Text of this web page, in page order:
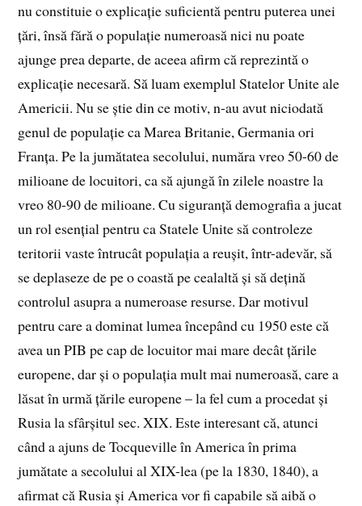
nu constituie o explicație suficientă pentru puterea unei
țări, însă fără o populație numeroasă nici nu poate
ajunge prea departe, de aceea afirm că reprezintă o
explicație necesară. Să luam exemplul Statelor Unite ale
Americii. Nu se știe din ce motiv, n-au avut niciodată
genul de populație ca Marea Britanie, Germania ori
Franța. Pe la jumătatea secolului, număra vreo 50-60 de
milioane de locuitori, ca să ajungă în zilele noastre la
vreo 80-90 de milioane. Cu siguranță demografia a jucat
un rol esențial pentru ca Statele Unite să controleze
teritorii vaste întrucât populația a reușit, într-adevăr, să
se deplaseze de pe o coastă pe cealaltă și să dețină
controlul asupra a numeroase resurse. Dar motivul
pentru care a dominat lumea începând cu 1950 este că
avea un PIB pe cap de locuitor mai mare decât țările
europene, dar și o populația mult mai numeroasă, care a
lăsat în urmă țările europene – la fel cum a procedat și
Rusia la sfârșitul sec. XIX. Este interesant că, atunci
când a ajuns de Tocqueville în America în prima
jumătate a secolului al XIX-lea (pe la 1830, 1840), a
afirmat că Rusia și America vor fi capabile să aibă o